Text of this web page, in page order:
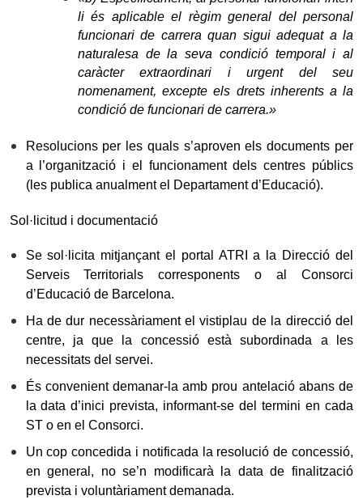
li és aplicable el règim general del personal
funcionari de carrera quan sigui adequat a la
naturalesa de la seva condició temporal i al
caràcter extraordinari i urgent del seu
nomenament, excepte els drets inherents a la
condició de funcionari de carrera.»
Resolucions per les quals s’aproven els documents per
a l’organització i el funcionament dels centres públics
(les publica anualment el Departament d’Educació).
Sol·licitud i documentació
Se sol·licita mitjançant el portal ATRI a la Direcció del
Serveis Territorials corresponents o al Consorci
d’Educació de Barcelona.
Ha de dur necessàriament el vistiplau de la direcció del
centre, ja que la concessió està subordinada a les
necessitats del servei.
És convenient demanar-la amb prou antelació abans de
la data d’inici prevista, informant-se del termini en cada
ST o en el Consorci.
Un cop concedida i notificada la resolució de concessió,
en general, no se’n modificarà la data de finalització
prevista i voluntàriament demanada.